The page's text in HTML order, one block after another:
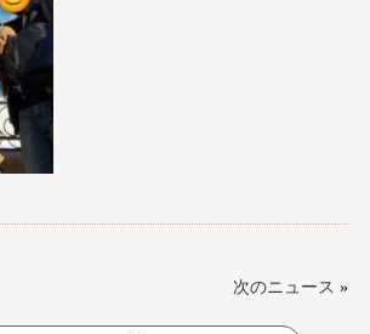
次のニュース »